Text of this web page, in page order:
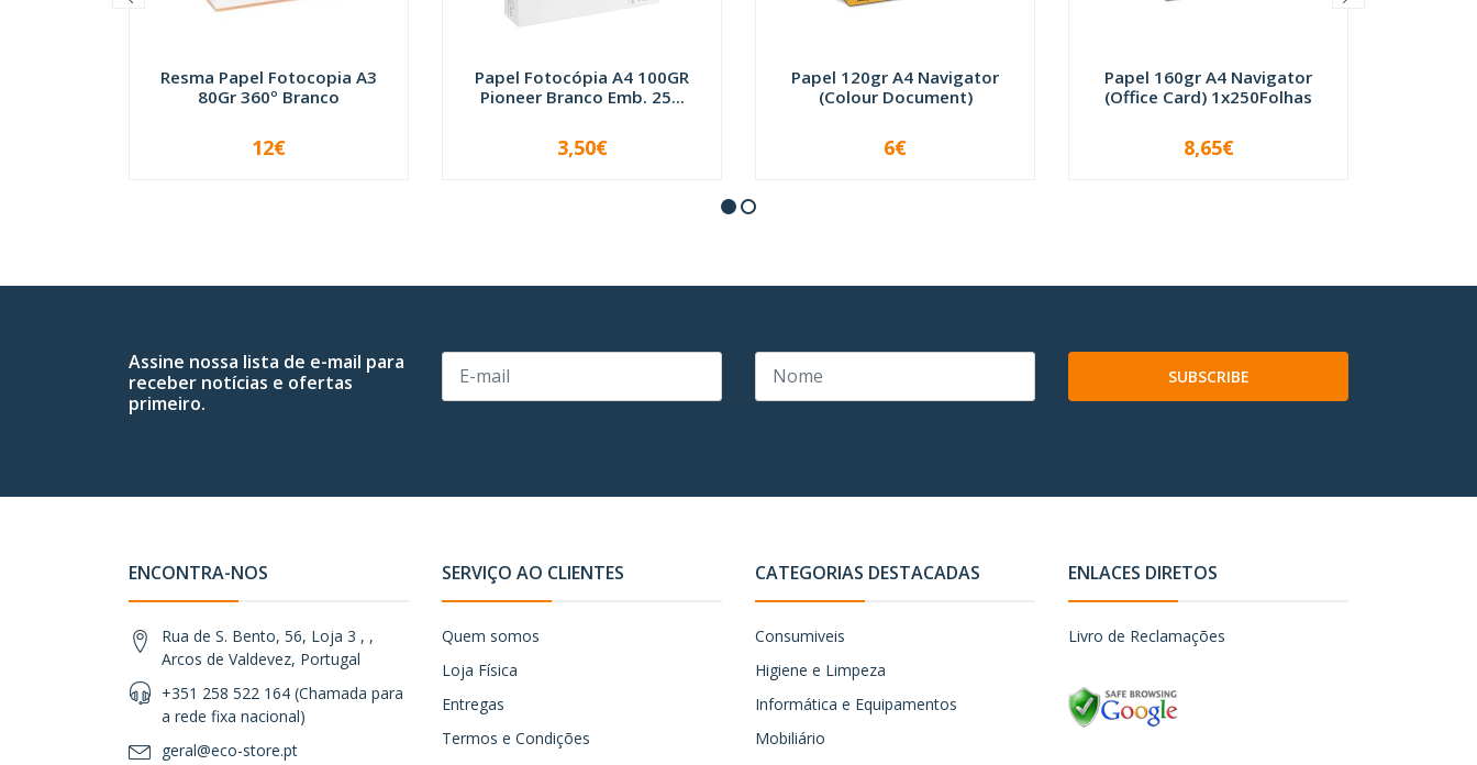
Resma Papel Fotocopia A3
80Gr 360º Branco
INDISPONÍVEL
12€
Papel Fotocópia A4 100GR
Pioneer Branco Emb. 25...
INDISPONÍVEL
3,50€
Papel 120gr A4 Navigator
(Colour Document)
6€
Papel 160gr A4 Navigator
(Office Card) 1x250Folhas
+
8,65€
Assine nossa lista de e-mail para
receber notícias e ofertas
primeiro.
SUBSCRIBE
ENCONTRA-NOS
Rua de S. Bento, 56, Loja 3 , ,
Arcos de Valdevez, Portugal
+351 258 522 164 (Chamada para
a rede fixa nacional)
geral@eco-store.pt
SERVIÇO AO CLIENTES
Quem somos
Loja Física
Entregas
Termos e Condições
CATEGORIAS DESTACADAS
Consumiveis
Higiene e Limpeza
Informática e Equipamentos
Mobiliário
ENLACES DIRETOS
Livro de Reclamações